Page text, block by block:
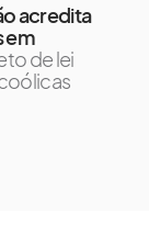
acredita
em
de lei